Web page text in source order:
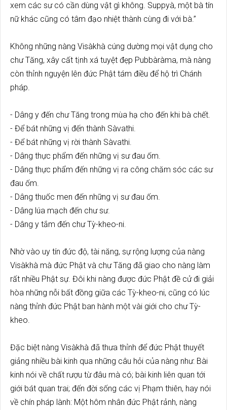
xem các sư có cần dùng vật gì không. Suppyà, một bà tín
nữ khác cũng có tâm đạo nhiệt thành cùng đi với bà.”
Không những nàng Visàkhà cúng dường mọi vật dụng cho
chư Tăng, xây cất tịnh xá tuyệt đẹp Pubbàràma, mà nàng
còn thỉnh nguyện lên đức Phật tám điều để hộ trì Chánh
pháp.
- Dâng y đến chư Tăng trong mùa hạ cho đến khi bà chết.
- Để bát những vị đến thành Sàvathi.
- Để bát những vị rời thành Sàvathi.
- Dâng thực phẩm đến những vị sư đau ốm.
- Dâng thực phẩm đến những vị ra công chăm sóc các sư
đau ốm.
- Dâng thuốc men đến những vị sư đau ốm.
- Dâng lúa mạch đến chư sư.
- Dâng y tắm đến chư Tỳ-kheo-ni.
Nhờ vào uy tín đức độ, tài năng, sự rộng lượng của nàng
Visàkhà mà đức Phật và chư Tăng đã giao cho nàng làm
rất nhiều Phật sự. Đôi khi nàng được đức Phật đề cử đi giải
hòa những nỗi bất đồng giữa các Tỳ-kheo-ni, cũng có lúc
nàng thỉnh đức Phật ban hành một vài giới cho chư Tỳ-
kheo.
Đặc biệt nàng Visàkhà đã thưa thỉnh để đức Phật thuyết
giảng nhiều bài kinh qua những câu hỏi của nàng như: Bài
kinh nói về chất rượu từ đâu mà có; bài kinh liên quan tới
giới bát quan trai; đến đời sống các vị Phạm thiên, hay nói
về chín pháp lành: Một hôm nhân đức Phật rảnh, nàng